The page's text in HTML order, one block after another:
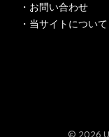
・ お問い合わせ
・ 当サイトについて
© 2026